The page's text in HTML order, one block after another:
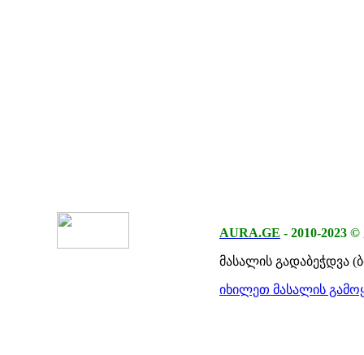
AURA.GE - 2010-2023 ©
მასალის გადაბეჭდვა
იხილეთ მასალის